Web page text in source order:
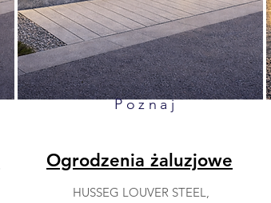
Poznaj
Ogrodzenia żaluzjowe
HUSSEG LOUVER STEEL,